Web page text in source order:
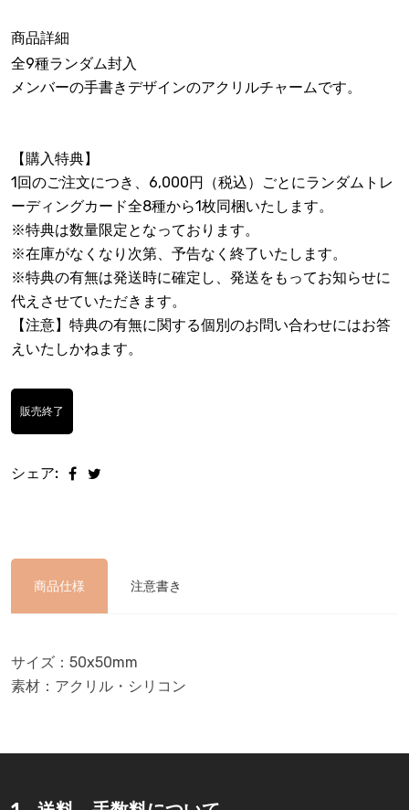
商品詳細
全9種ランダム封入
メンバーの手書きデザインのアクリルチャームです。
【購入特典】
1回のご注文につき、6,000円（税込）ごとにランダムトレ
ーディングカード全8種から1枚同梱いたします。
※特典は数量限定となっております。
※在庫がなくなり次第、予告なく終了いたします。
※特典の有無は発送時に確定し、発送をもってお知らせに
代えさせていただきます。
【注意】特典の有無に関する個別のお問い合わせにはお答
えいたしかねます。
販売終了
シェア:
商品仕様 注意書き
サイズ：50x50mm
素材：アクリル・シリコン